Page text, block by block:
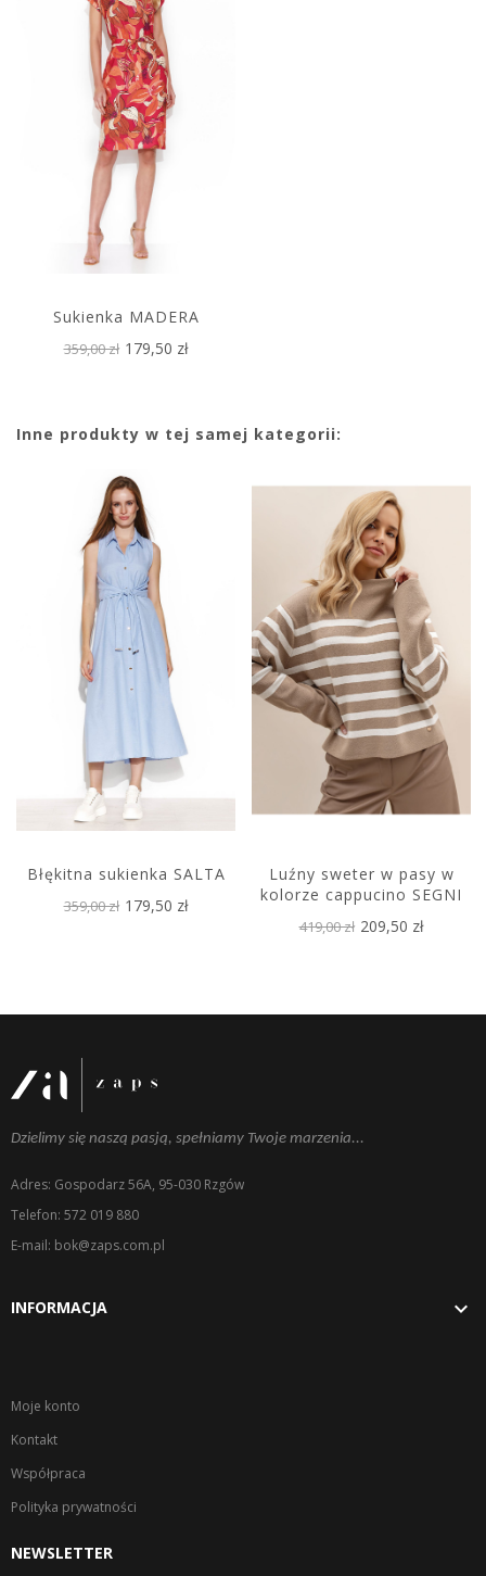
Sukienka MADERA
359,00 zł 179,50 zł
Inne produkty w tej samej kategorii:
Błękitna sukienka SALTA
359,00 zł 179,50 zł
Luźny sweter w pasy w
kolorze cappucino SEGNI
419,00 zł 209,50 zł
Dzielimy się naszą pasją, spełniamy Twoje marzenia...
Adres: Gospodarz 56A, 95-030 Rzgów
Telefon: 572 019 880
E-mail: bok@zaps.com.pl
INFORMACJA 
Moje konto
Kontakt
Współpraca
Polityka prywatności
NEWSLETTER